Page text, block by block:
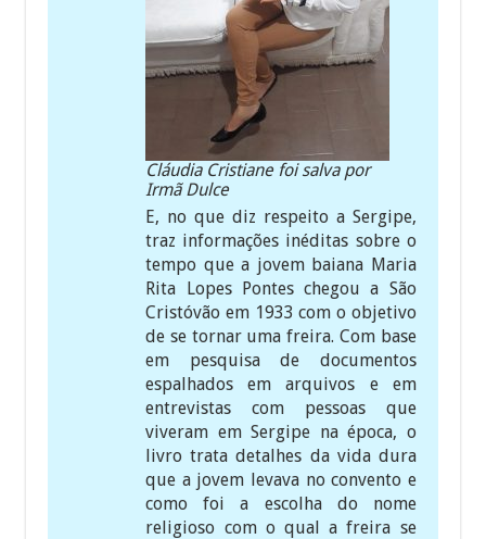
Cláudia Cristiane foi salva por
Irmã Dulce
E, no que diz respeito a Sergipe,
traz informações inéditas sobre o
tempo que a jovem baiana Maria
Rita Lopes Pontes chegou a São
Cristóvão em 1933 com o objetivo
de se tornar uma freira. Com base
em pesquisa de documentos
espalhados em arquivos e em
entrevistas com pessoas que
viveram em Sergipe na época, o
livro trata detalhes da vida dura
que a jovem levava no convento e
como foi a escolha do nome
religioso com o qual a freira se